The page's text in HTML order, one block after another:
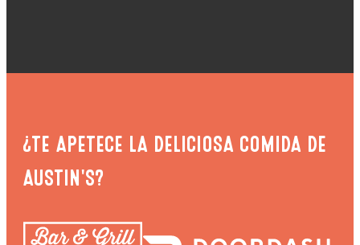
¿TE APETECE LA DELICIOSA COMIDA DE
AUSTIN'S?